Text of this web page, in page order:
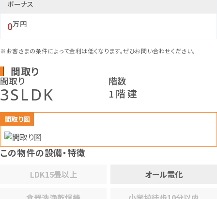
ボーナス
0万円
※お客さまの条件によって金利は低くなります。ぜひお問い合わせください。
間取り
間取り
3SLDK
階数
1階建
間取り図
この物件の設備・特徴
LDK15畳以上
オール電化